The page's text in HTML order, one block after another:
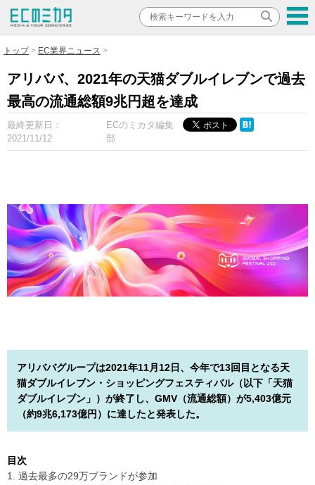
トップ EC業界ニュース
アリババ、2021年の天猫ダブルイレブンで過去
最高の流通総額9兆円超を達成
最終更新日：
2021/11/12
ECのミカタ編集
部
アリババグループは2021年11月12日、今年で13回目となる天
猫ダブルイレブン・ショッピングフェスティバル（以下「天猫
ダブルイレブン」）が終了し、GMV（流通総額）が5,403億元
（約9兆6,173億円）に達したと発表した。
目次
1. 過去最多の29万ブランドが参加